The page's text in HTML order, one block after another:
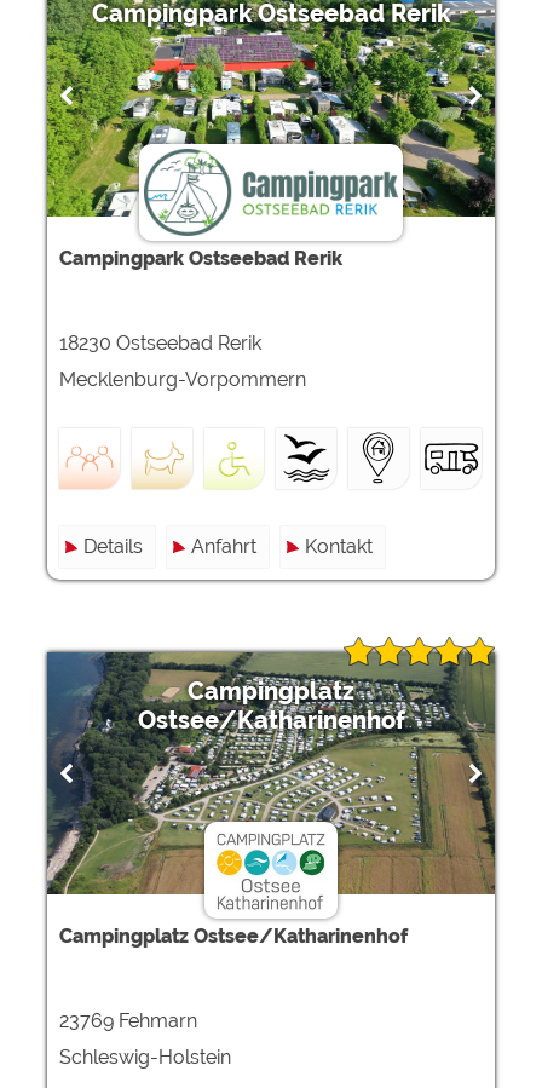
Campingpark Ostseebad Rerik
Campingpark Ostseebad Rerik
18230 Ostseebad Rerik
Mecklenburg-Vorpommern
Details Anfahrt Kontakt
Campingplatz
Ostsee/Katharinenhof
Campingplatz Ostsee/Katharinenhof
23769 Fehmarn
Schleswig-Holstein